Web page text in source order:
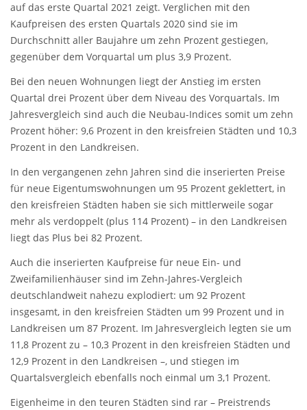
auf das erste Quartal 2021 zeigt. Verglichen mit den
Kaufpreisen des ersten Quartals 2020 sind sie im
Durchschnitt aller Baujahre um zehn Prozent gestiegen,
gegenüber dem Vorquartal um plus 3,9 Prozent.
Bei den neuen Wohnungen liegt der Anstieg im ersten
Quartal drei Prozent über dem Niveau des Vorquartals. Im
Jahresvergleich sind auch die Neubau-Indices somit um zehn
Prozent höher: 9,6 Prozent in den kreisfreien Städten und 10,3
Prozent in den Landkreisen.
In den vergangenen zehn Jahren sind die inserierten Preise
für neue Eigentumswohnungen um 95 Prozent geklettert, in
den kreisfreien Städten haben sie sich mittlerweile sogar
mehr als verdoppelt (plus 114 Prozent) – in den Landkreisen
liegt das Plus bei 82 Prozent.
Auch die inserierten Kaufpreise für neue Ein- und
Zweifamilienhäuser sind im Zehn-Jahres-Vergleich
deutschlandweit nahezu explodiert: um 92 Prozent
insgesamt, in den kreisfreien Städten um 99 Prozent und in
Landkreisen um 87 Prozent. Im Jahresvergleich legten sie um
11,8 Prozent zu – 10,3 Prozent in den kreisfreien Städten und
12,9 Prozent in den Landkreisen –, und stiegen im
Quartalsvergleich ebenfalls noch einmal um 3,1 Prozent.
Eigenheime in den teuren Städten sind rar – Preistrends